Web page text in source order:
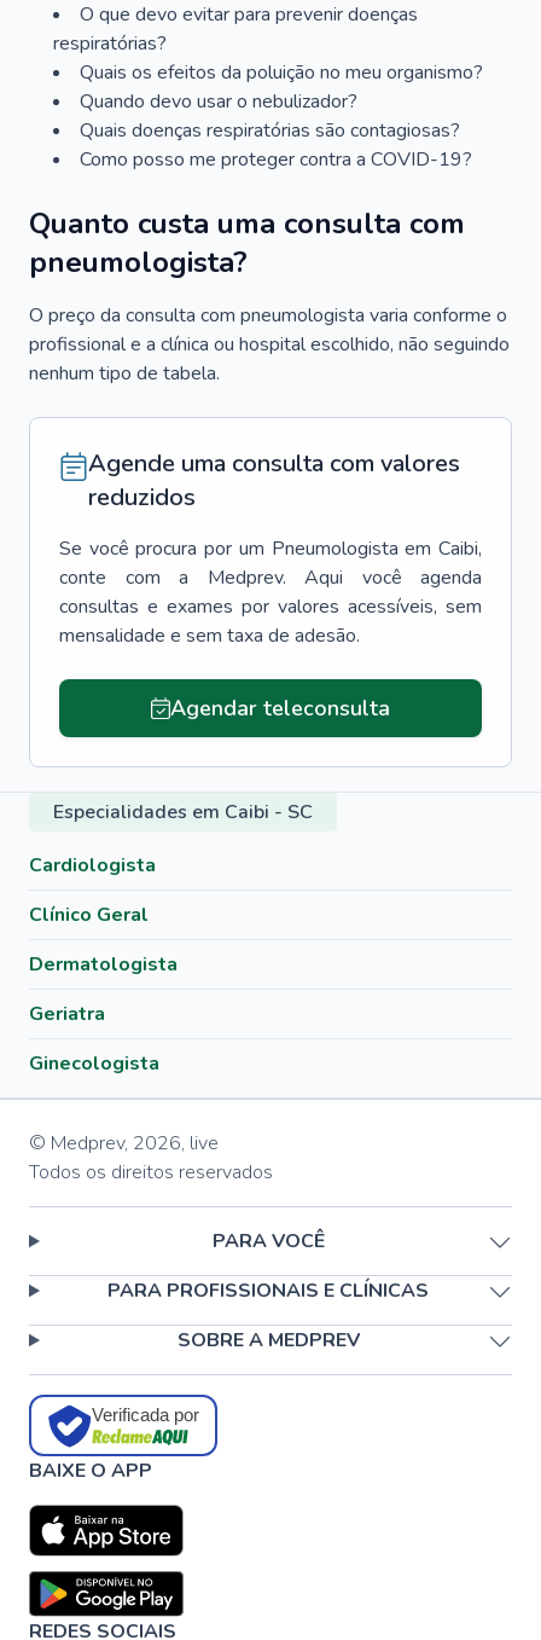
O que devo evitar para prevenir doenças
respiratórias?
Quais os efeitos da poluição no meu organismo?
Quando devo usar o nebulizador?
Quais doenças respiratórias são contagiosas?
Como posso me proteger contra a COVID-19?
Quanto custa uma consulta com
pneumologista?
O preço da consulta com pneumologista varia conforme o
profissional e a clínica ou hospital escolhido, não seguindo
nenhum tipo de tabela.
Agende uma consulta com valores
reduzidos
Se você procura por um Pneumologista em Caibi,
conte com a Medprev. Aqui você agenda
consultas e exames por valores acessíveis, sem
mensalidade e sem taxa de adesão.
Agendar teleconsulta
Especialidades em Caibi - SC
Cardiologista
Clínico Geral
Dermatologista
Geriatra
Ginecologista
© Medprev, 2026, live
Todos os direitos reservados
PARA VOCÊ
PARA PROFISSIONAIS E CLÍNICAS
SOBRE A MEDPREV
Verificada por
BAIXE O APP
REDES SOCIAIS